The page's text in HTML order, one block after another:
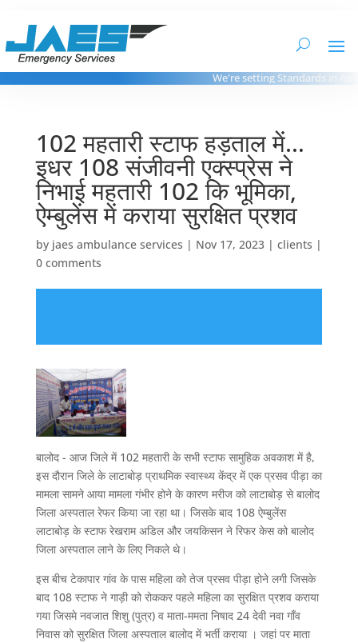
We're setting Standards in
102 महतारी स्टाफ हड़ताल में…
इधर 108 संजीवनी एक्स्प्रेस ने
निभाई महतारी 102 कि भूमिका,
ऐम्बुलेंस में कराया सुरक्षित प्रशव
by jaes ambulance services | Nov 17, 2023| clients |
0 comments
बालोद - आज जिले में 102 महतारी के सभी स्टाफ सामुहिक अवकाश में है,
इस दौरान जिले के लाटाबोड़ प्राथमिक स्वास्थ्य केंद्र में एक प्रसव पीड़ा का
मामला सामने आया मामला गंभीर होने के कारण मरीज को लाटाबोड़ से बालोद
जिला अस्पताल रेफर किया जा रहा था। जिसके बाद 108 ऐम्बुलेंस
लाटाबोड़ के स्टाफ रेखराम अडिल और जयकिसन ने रिफर केस को बालोद
जिला अस्पताल लाने के लिए निकले थे।
इस बीच टेकापार गांव के पास महिला को तेज प्रसव पीड़ा होने लगी जिसके
बाद 108 स्टाफ ने गाड़ी को रोककर पहले महिला का सुरक्षित प्रशव कराया
गया जिसमे नवजात शिशु (पुत्र) व माता-ममता निषाद 24 देवी नवा गाँव
निवास को सुरक्षित जिला अस्पताल बालोद में भर्ती कराया । जहां पर माता